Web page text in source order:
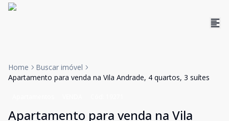
Home
Buscar imóvel
Apartamento para venda na Vila Andrade, 4 quartos, 3 suítes
Apartamento para venda na Vila